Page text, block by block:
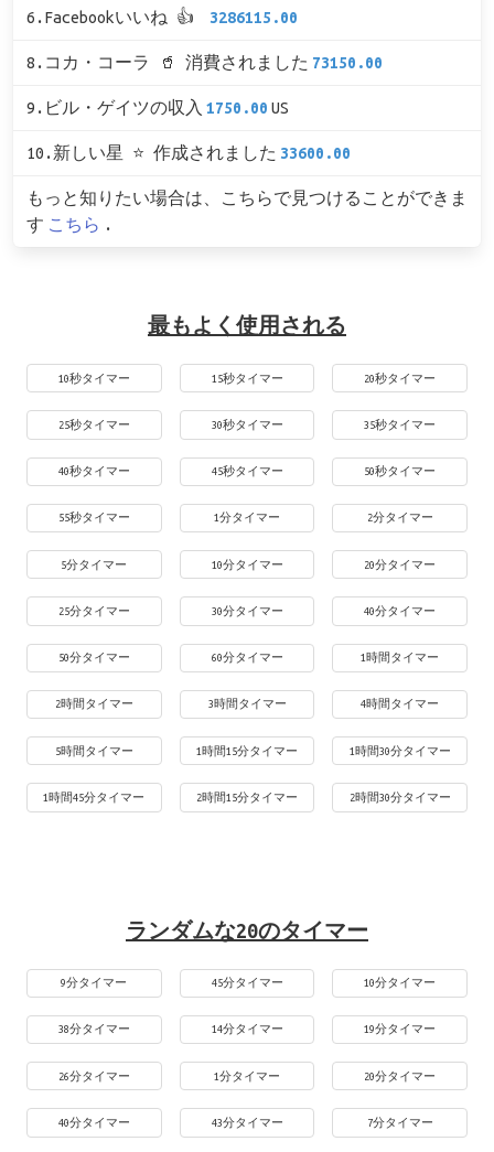
6.Facebookいいね 👍 3286115.00
8.コカ・コーラ 🥤 消費されました 73150.00
9.ビル・ゲイツの収入 1750.00 US
10.新しい星 ⭐ 作成されました 33600.00
もっと知りたい場合は、こちらで見つけることができま
す こちら .
最もよく使用される
10秒タイマー 15秒タイマー 20秒タイマー
25秒タイマー 30秒タイマー 35秒タイマー
40秒タイマー 45秒タイマー 50秒タイマー
55秒タイマー 1分タイマー 2分タイマー
5分タイマー 10分タイマー 20分タイマー
25分タイマー 30分タイマー 40分タイマー
50分タイマー 60分タイマー 1時間タイマー
2時間タイマー 3時間タイマー 4時間タイマー
5時間タイマー 1時間15分タイマー 1時間30分タイマー
1時間45分タイマー 2時間15分タイマー 2時間30分タイマー
ランダムな20のタイマー
9分タイマー 45分タイマー 10分タイマー
38分タイマー 14分タイマー 19分タイマー
26分タイマー 1分タイマー 20分タイマー
40分タイマー 43分タイマー 7分タイマー